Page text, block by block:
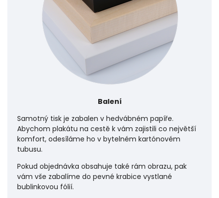
Balení
Samotný tisk je zabalen v hedvábném papíře.
Abychom plakátu na cestě k vám zajistili co největší
komfort, odesíláme ho v bytelném kartónovém
tubusu.
Pokud objednávka obsahuje také rám obrazu, pak
vám vše zabalíme do pevné krabice vystlané
bublinkovou fólií.